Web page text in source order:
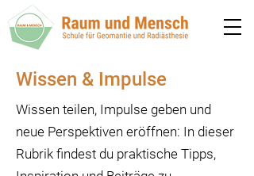
Wissen & Impulse
Wissen teilen, Impulse geben und
neue Perspektiven eröffnen: In dieser
Rubrik findest du praktische Tipps,